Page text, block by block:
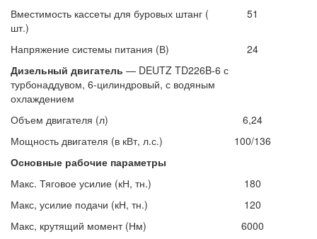
Вместимость кассеты для буровых штанг (
шт.)
51
Напряжение системы питания (В)
24
Дизельный двигатель — DEUTZ TD226B-6 с
турбонаддувом, 6-цилиндровый, с водяным
охлаждением
Объем двигателя (л)
6,24
Мощность двигателя (в кВт, л.с.)
100/136
Основные рабочие параметры
Макс. Тяговое усилие (кН, тн.)
180
Макс, усилие подачи (кН, тн.)
120
Макс, крутящий момент (Нм)
6000